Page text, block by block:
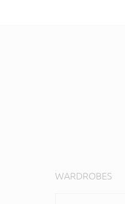
WARDROBES